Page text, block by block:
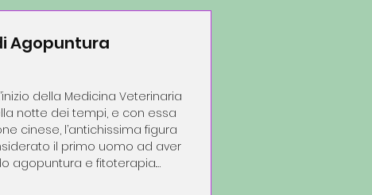
Agopuntura
della Medicina Veterinaria
notte dei tempi, e con essa
il primo uomo ad aver